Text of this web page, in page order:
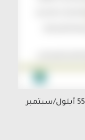
مجلة المستقبل العربي العدد 559 أيلول/سبتمبر